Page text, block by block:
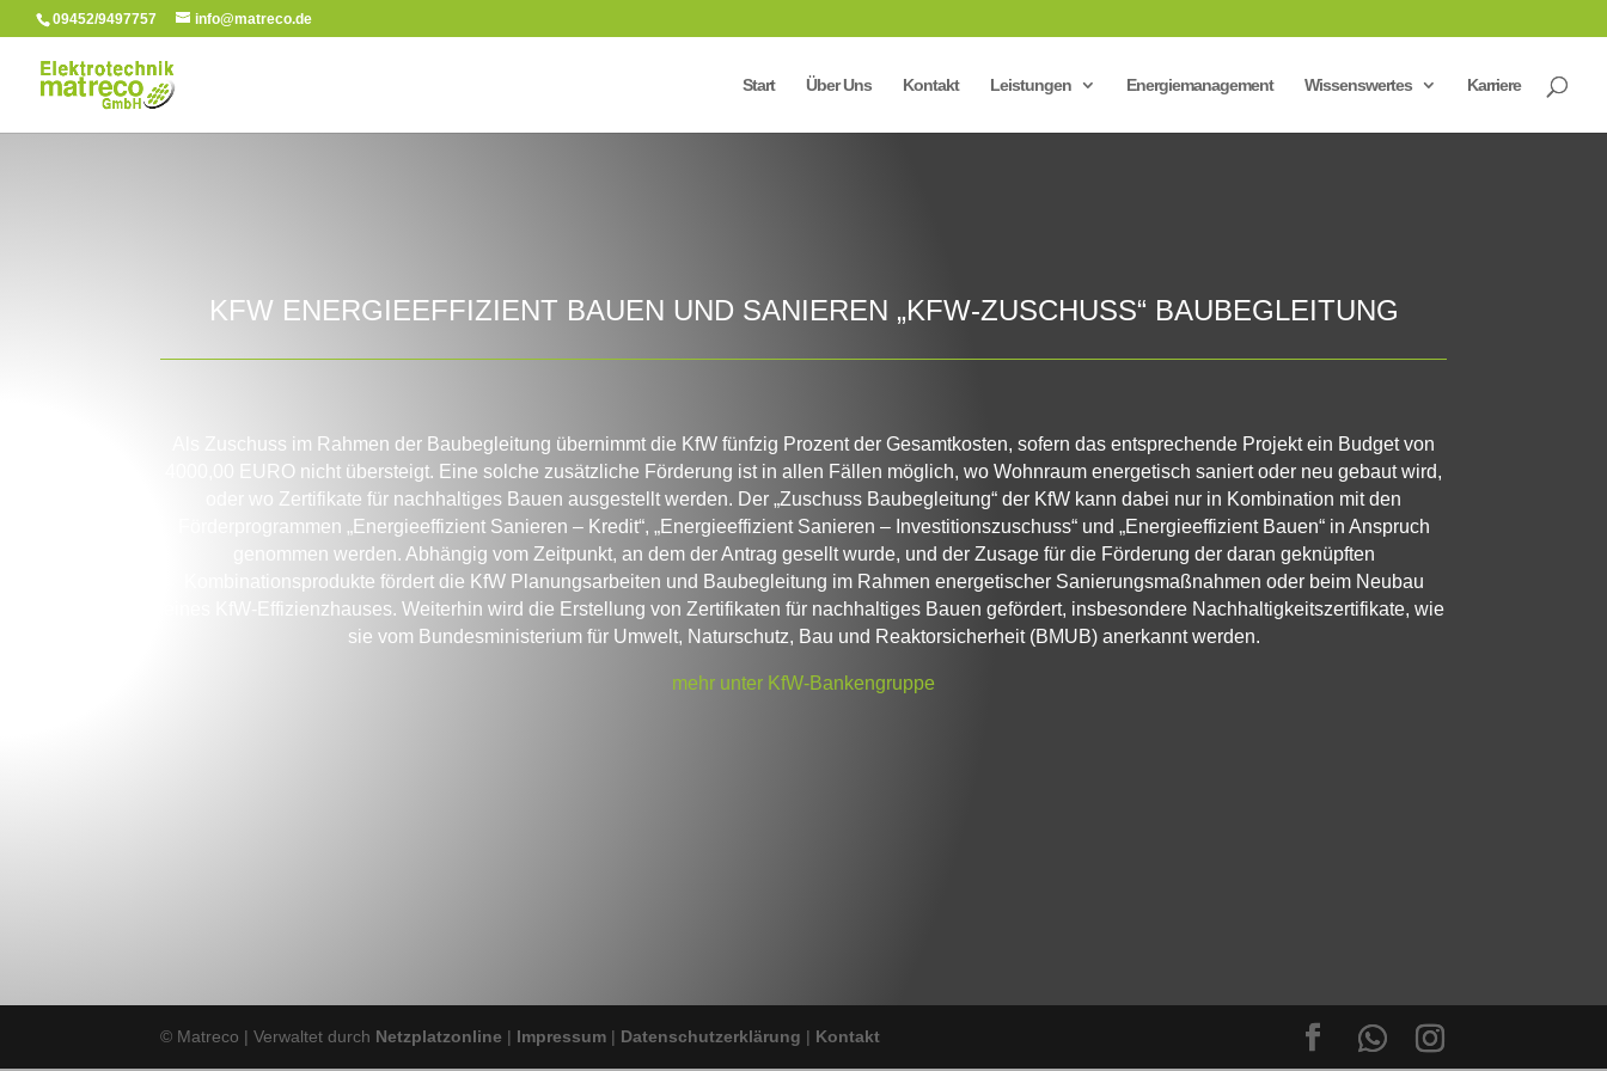
09452/9497757 info@matreco.de
Start Über Uns Kontakt Leistungen Energiemanagement Wissenswertes Karriere
KFW ENERGIEEFFIZIENT BAUEN UND SANIEREN „KFW-ZUSCHUSS“ BAUBEGLEITUNG
Als Zuschuss im Rahmen der Baubegleitung übernimmt die KfW fünfzig Prozent der Gesamtkosten, sofern das entsprechende Projekt ein Budget von
4000,00 EURO nicht übersteigt. Eine solche zusätzliche Förderung ist in allen Fällen möglich, wo Wohnraum energetisch saniert oder neu gebaut wird,
oder wo Zertifikate für nachhaltiges Bauen ausgestellt werden. Der „Zuschuss Baubegleitung“ der KfW kann dabei nur in Kombination mit den
Förderprogrammen „Energieeffizient Sanieren – Kredit“, „Energieeffizient Sanieren – Investitionszuschuss“ und „Energieeffizient Bauen“ in Anspruch
genommen werden. Abhängig vom Zeitpunkt, an dem der Antrag gesellt wurde, und der Zusage für die Förderung der daran geknüpften
Kombinationsprodukte fördert die KfW Planungsarbeiten und Baubegleitung im Rahmen energetischer Sanierungsmaßnahmen oder beim Neubau
eines KfW-Effizienzhauses. Weiterhin wird die Erstellung von Zertifikaten für nachhaltiges Bauen gefördert, insbesondere Nachhaltigkeitszertifikate, wie
sie vom Bundesministerium für Umwelt, Naturschutz, Bau und Reaktorsicherheit (BMUB) anerkannt werden.
mehr unter KfW-Bankengruppe
© Matreco | Verwaltet durch Netzplatzonline | Impressum | Datenschutzerklärung | Kontakt